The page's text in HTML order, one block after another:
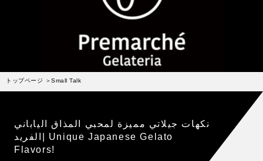
プレマルシェジェラテリアについて
トップページ Small Talk
نكهات جيلاتي مميزة لمحبي المذاق الياباني
الفريد| Unique Japanese Gelato
Flavors!